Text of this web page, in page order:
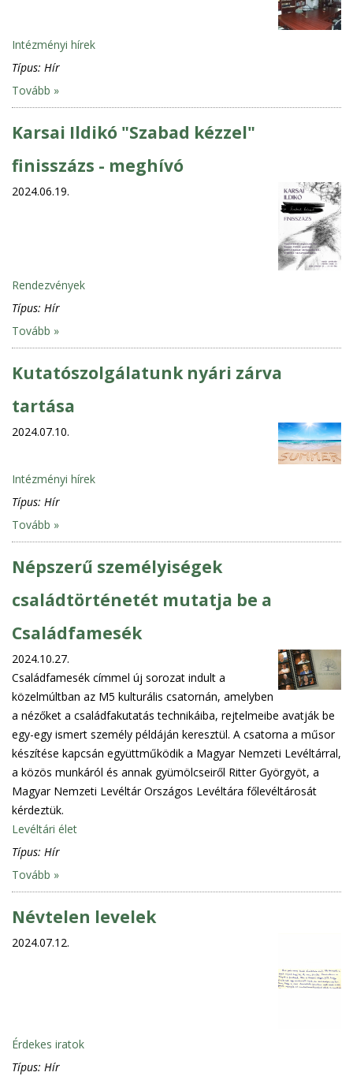
Intézményi hírek
Típus: Hír
Tovább »
Karsai Ildikó "Szabad kézzel"
finisszázs - meghívó
2024.06.19.
Rendezvények
Típus: Hír
Tovább »
Kutatószolgálatunk nyári zárva
tartása
2024.07.10.
Intézményi hírek
Típus: Hír
Tovább »
Népszerű személyiségek
családtörténetét mutatja be a
Családfamesék
2024.10.27.
Családfamesék címmel új sorozat indult a
közelmúltban az M5 kulturális csatornán, amelyben
a nézőket a családfakutatás technikáiba, rejtelmeibe avatják be
egy-egy ismert személy példáján keresztül. A csatorna a műsor
készítése kapcsán együttműködik a Magyar Nemzeti Levéltárral,
a közös munkáról és annak gyümölcseiről Ritter Györgyöt, a
Magyar Nemzeti Levéltár Országos Levéltára főlevéltárosát
kérdeztük.
Levéltári élet
Típus: Hír
Tovább »
Névtelen levelek
2024.07.12.
Érdekes iratok
Típus: Hír